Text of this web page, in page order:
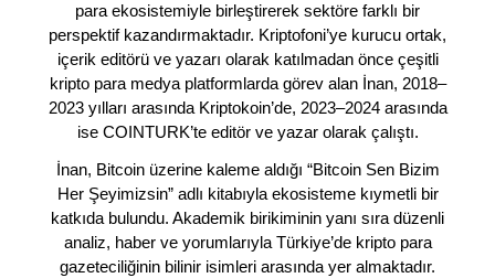
para ekosistemiyle birleştirerek sektöre farklı bir
perspektif kazandırmaktadır. Kriptofoni’ye kurucu ortak,
içerik editörü ve yazarı olarak katılmadan önce çeşitli
kripto para medya platformlarda görev alan İnan, 2018–
2023 yılları arasında Kriptokoin’de, 2023–2024 arasında
ise COINTURK’te editör ve yazar olarak çalıştı.
İnan, Bitcoin üzerine kaleme aldığı “Bitcoin Sen Bizim
Her Şeyimizsin” adlı kitabıyla ekosisteme kıymetli bir
katkıda bulundu. Akademik birikiminin yanı sıra düzenli
analiz, haber ve yorumlarıyla Türkiye’de kripto para
gazeteciliğinin bilinir isimleri arasında yer almaktadır.